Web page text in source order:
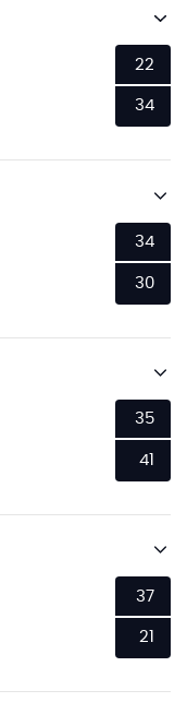
22
34
34
30
35
41
37
21